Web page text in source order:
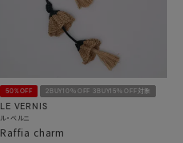
50%OFF 2BUY10％OFF 3BUY15％OFF対象
LE VERNIS
ル・ベルニ
Raffia charm